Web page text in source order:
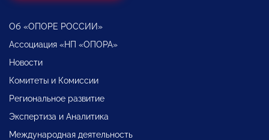
Об «ОПОРЕ РОССИИ»
Ассоциация «НП «ОПОРА»
Новости
Комитеты и Комиссии
Региональное развитие
Экспертиза и Аналитика
Международная деятельность